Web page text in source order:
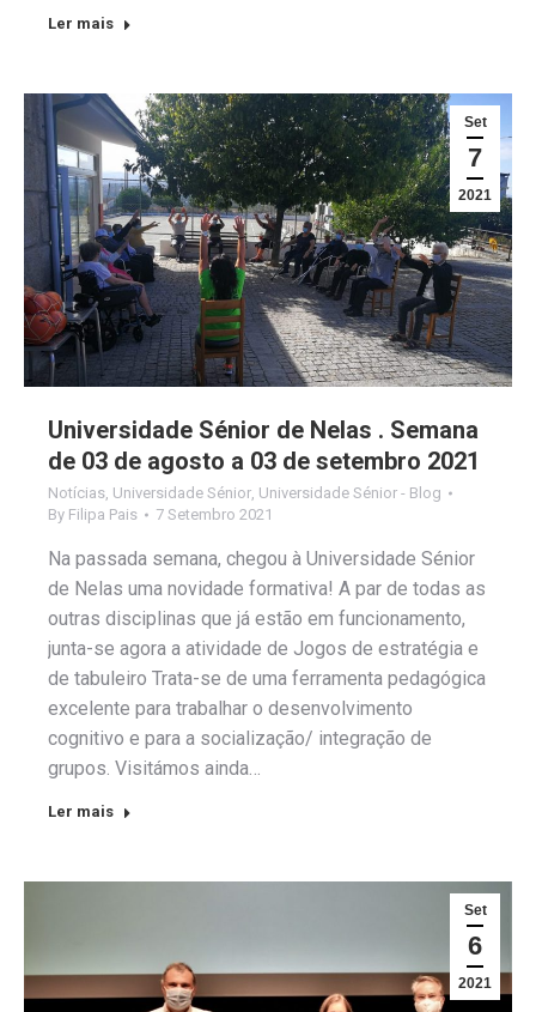
Ler mais
Set
7
2021
Universidade Sénior de Nelas . Semana
de 03 de agosto a 03 de setembro 2021
Notícias Universidade Sénior Universidade Sénior - Blog
By Filipa Pais 7 Setembro 2021
Na passada semana, chegou à Universidade Sénior
de Nelas uma novidade formativa! A par de todas as
outras disciplinas que já estão em funcionamento,
junta-se agora a atividade de Jogos de estratégia e
de tabuleiro Trata-se de uma ferramenta pedagógica
excelente para trabalhar o desenvolvimento
cognitivo e para a socialização/ integração de
grupos. Visitámos ainda…
Ler mais
Set
6
2021